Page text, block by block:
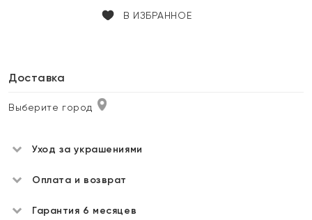
В ИЗБРАННОЕ
Доставка
Выберите город
Уход за украшениями
Оплата и возврат
Гарантия 6 месяцев